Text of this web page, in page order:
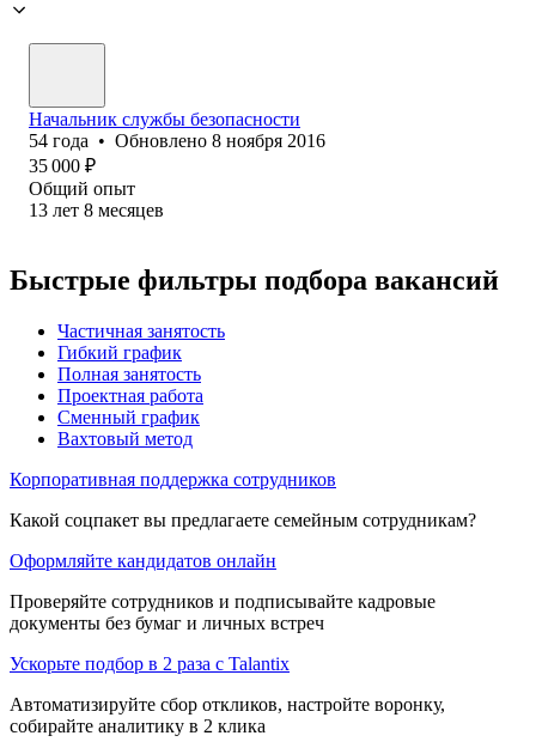
Начальник службы безопасности
54 года • Обновлено 8 ноября 2016
35 000 ₽
Общий опыт
13 лет 8 месяцев
Быстрые фильтры подбора вакансий
Частичная занятость
Гибкий график
Полная занятость
Проектная работа
Сменный график
Вахтовый метод
Корпоративная поддержка сотрудников
Какой соцпакет вы предлагаете семейным сотрудникам?
Оформляйте кандидатов онлайн
Проверяйте сотрудников и подписывайте кадровые
документы без бумаг и личных встреч
Ускорьте подбор в 2 раза с Talantix
Автоматизируйте сбор откликов, настройте воронку,
собирайте аналитику в 2 клика